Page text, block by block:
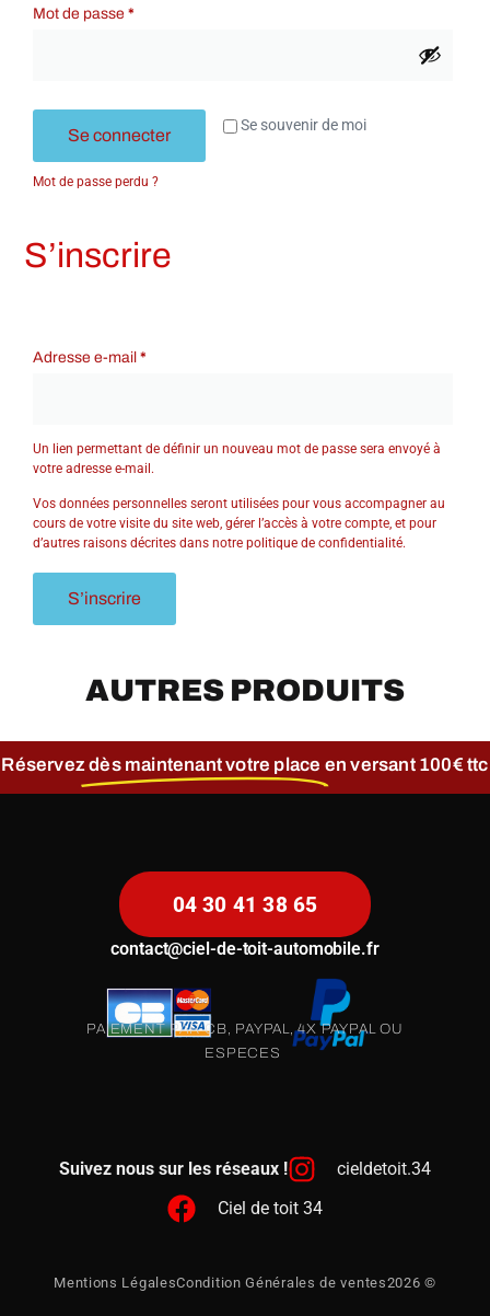
Mot de passe*
Se souvenir de moi
Se connecter
Mot de passe perdu ?
S’inscrire
Adresse e-mail*
Un lien permettant de définir un nouveau mot de passe sera envoyé à
votre adresse e-mail.
Vos données personnelles seront utilisées pour vous accompagner au
cours de votre visite du site web, gérer l’accès à votre compte, et pour
d’autres raisons décrites dans notrepolitique de confidentialité.
S’inscrire
AUTRES PRODUITS
Réservezdès maintenant votre place en versant 100€ ttc
04 30 41 38 65
contact@ciel-de-toit-automobile.fr
PAIEMENT PAR CB, PAYPAL, 4X PAYPAL OU
ESPECES
Suivez nous sur les réseaux !
cieldetoit.34
Ciel de toit 34
Mentions LégalesCondition Générales de ventes2026 ©